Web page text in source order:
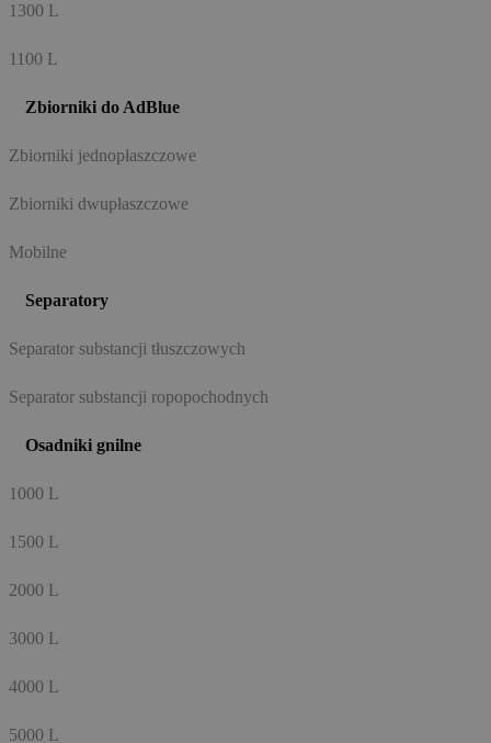
1300 L
1100 L
Zbiorniki do AdBlue
Zbiorniki jednopłaszczowe
Zbiorniki dwupłaszczowe
Mobilne
Separatory
Separator substancji tłuszczowych
Separator substancji ropopochodnych
Osadniki gnilne
1000 L
1500 L
2000 L
3000 L
4000 L
5000 L